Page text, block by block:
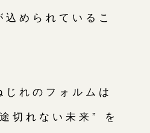
められているこ
れのフォルムは
切れない未来” を